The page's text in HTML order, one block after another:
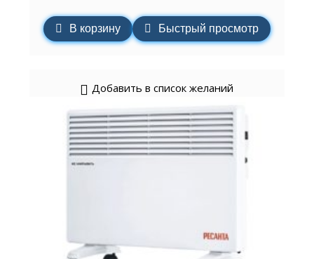
В корзину Быстрый просмотр
Добавить в список желаний